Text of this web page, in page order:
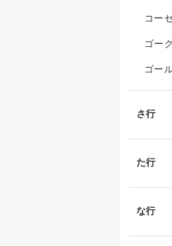
コー
ゴー
ゴー
さ行
た行
な行